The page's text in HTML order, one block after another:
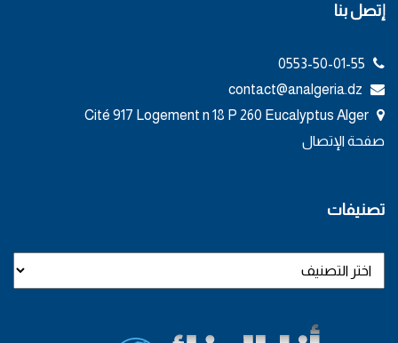
إتصل بنا
صفحة الإتصال
تصنيفات